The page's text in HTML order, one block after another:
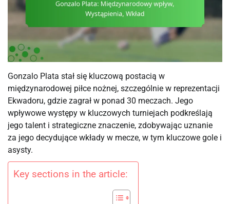
Gonzalo Plata stał się kluczową postacią w
międzynarodowej piłce nożnej, szczególnie w reprezentacji
Ekwadoru, gdzie zagrał w ponad 30 meczach. Jego
wpływowe występy w kluczowych turniejach podkreślają
jego talent i strategiczne znaczenie, zdobywając uznanie
za jego decydujące wkłady w mecze, w tym kluczowe gole i
asysty.
Key sections in the article: